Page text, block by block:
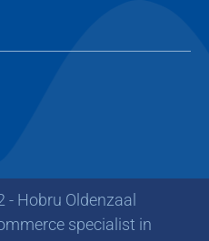
- Hobru Oldenzaal
specialist in